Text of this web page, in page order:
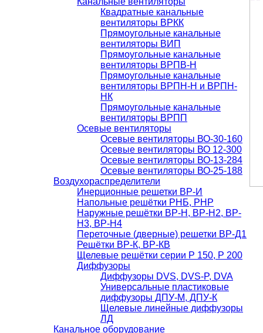
Квадратные канальные
вентиляторы ВРКК
Прямоугольные канальные
вентиляторы ВИП
Прямоугольные канальные
вентиляторы ВРПВ-Н
Прямоугольные канальные
вентиляторы ВРПН-Н и ВРПН-
НК
Прямоугольные канальные
вентиляторы ВРПП
Осевые вентиляторы
Осевые вентиляторы ВО-30-160
Осевые вентиляторы ВО 12-300
Осевые вентиляторы ВО-13-284
Осевые вентиляторы ВО-25-188
Воздухораспределители
Инерционные решетки ВР-И
Напольные решётки РНБ, РНР
Наружные решётки ВР-Н, ВР-Н2, ВР-
Н3, ВР-Н4
Переточные (дверные) решетки ВР-Д1
Решётки ВР-К, ВР-КВ
Щелевые решётки серии Р 150, Р 200
Диффузоры
Диффузоры DVS, DVS-P, DVA
Универсальные пластиковые
диффузоры ДПУ-М, ДПУ-К
Щелевые линейные диффузоры
ЛД
Канальное оборудование